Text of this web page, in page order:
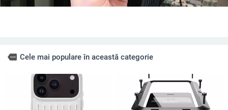
more Cele mai populare în această categorie